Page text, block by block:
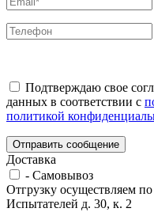
Подтверждаю свое
данных в соответствии с
политикой
Отправить сообщение
Доставка
- Самовывоз
Отгрузку осуществляем
Испытателей д. 30, к. 2